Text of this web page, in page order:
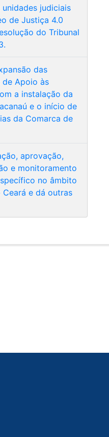
judiciais
de Justiça 4.0
do Tribunal
das
de Apoio às
a instalação da
e o início de
da Comarca de
aprovação,
e monitoramento
no âmbito
e dá outras